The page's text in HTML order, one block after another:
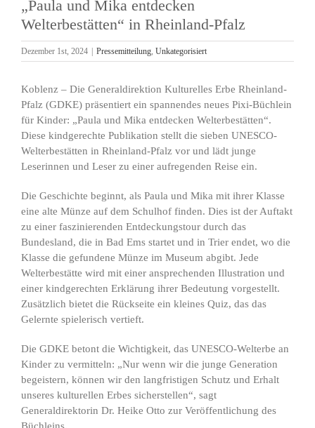
„Paula und Mika entdecken
Welterbestätten“ in Rheinland-Pfalz
Dezember 1st, 2024 Pressemitteilung, Unkategorisiert
Koblenz – Die Generaldirektion Kulturelles Erbe Rheinland-
Pfalz (GDKE) präsentiert ein spannendes neues Pixi-Büchlein
für Kinder: „Paula und Mika entdecken Welterbestätten“.
Diese kindgerechte Publikation stellt die sieben UNESCO-
Welterbestätten in Rheinland-Pfalz vor und lädt junge
Leserinnen und Leser zu einer aufregenden Reise ein.
Die Geschichte beginnt, als Paula und Mika mit ihrer Klasse
eine alte Münze auf dem Schulhof finden. Dies ist der Auftakt
zu einer faszinierenden Entdeckungstour durch das
Bundesland, die in Bad Ems startet und in Trier endet, wo die
Klasse die gefundene Münze im Museum abgibt. Jede
Welterbestätte wird mit einer ansprechenden Illustration und
einer kindgerechten Erklärung ihrer Bedeutung vorgestellt.
Zusätzlich bietet die Rückseite ein kleines Quiz, das das
Gelernte spielerisch vertieft.
Die GDKE betont die Wichtigkeit, das UNESCO-Welterbe an
Kinder zu vermitteln: „Nur wenn wir die junge Generation
begeistern, können wir den langfristigen Schutz und Erhalt
unseres kulturellen Erbes sicherstellen“, sagt
Generaldirektorin Dr. Heike Otto zur Veröffentlichung des